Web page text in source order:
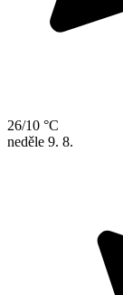
26/10 °C
neděle 9. 8.